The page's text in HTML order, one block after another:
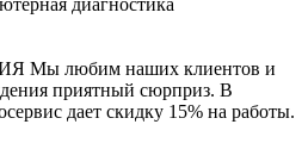
диагностика
Мы любим наших клиентов и
приятный сюрприз. В
дает скидку 15% на работы.